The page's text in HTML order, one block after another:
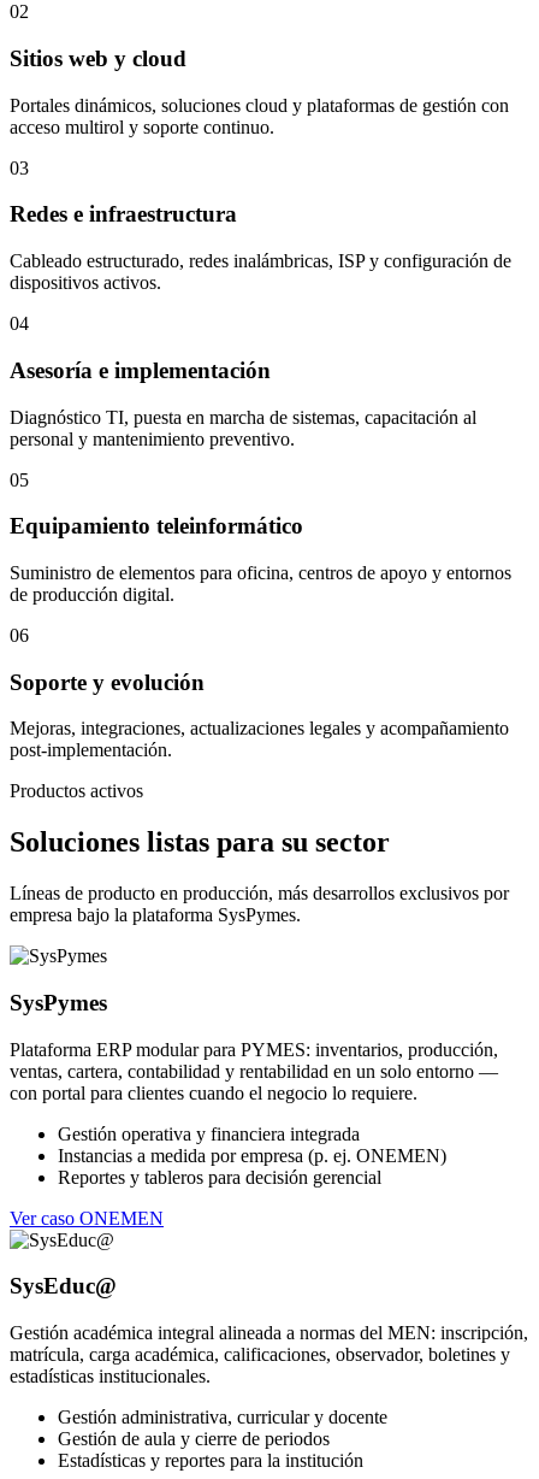
02
Sitios web y cloud
Portales dinámicos, soluciones cloud y plataformas de gestión con
acceso multirol y soporte continuo.
03
Redes e infraestructura
Cableado estructurado, redes inalámbricas, ISP y configuración de
dispositivos activos.
04
Asesoría e implementación
Diagnóstico TI, puesta en marcha de sistemas, capacitación al
personal y mantenimiento preventivo.
05
Equipamiento teleinformático
Suministro de elementos para oficina, centros de apoyo y entornos
de producción digital.
06
Soporte y evolución
Mejoras, integraciones, actualizaciones legales y acompañamiento
post-implementación.
Productos activos
Soluciones listas para su sector
Líneas de producto en producción, más desarrollos exclusivos por
empresa bajo la plataforma SysPymes.
SysPymes
Plataforma ERP modular para PYMES: inventarios, producción,
ventas, cartera, contabilidad y rentabilidad en un solo entorno —
con portal para clientes cuando el negocio lo requiere.
Gestión operativa y financiera integrada
Instancias a medida por empresa (p. ej. ONEMEN)
Reportes y tableros para decisión gerencial
Ver caso ONEMEN
SysEduc@
Gestión académica integral alineada a normas del MEN: inscripción,
matrícula, carga académica, calificaciones, observador, boletines y
estadísticas institucionales.
Gestión administrativa, curricular y docente
Gestión de aula y cierre de periodos
Estadísticas y reportes para la institución